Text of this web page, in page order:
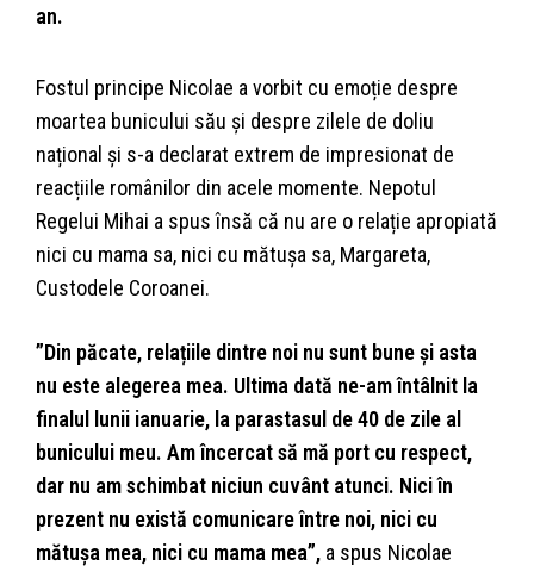
an.
Fostul principe Nicolae a vorbit cu emoție despre
moartea bunicului său și despre zilele de doliu
național și s-a declarat extrem de impresionat de
reacțiile românilor din acele momente. Nepotul
Regelui Mihai a spus însă că nu are o relație apropiată
nici cu mama sa, nici cu mătușa sa, Margareta,
Custodele Coroanei.
”Din păcate, relațiile dintre noi nu sunt bune și asta
nu este alegerea mea. Ultima dată ne-am întâlnit la
finalul lunii ianuarie, la parastasul de 40 de zile al
bunicului meu. Am încercat să mă port cu respect,
dar nu am schimbat niciun cuvânt atunci. Nici în
prezent nu există comunicare între noi, nici cu
mătușa mea, nici cu mama mea”, a spus Nicolae